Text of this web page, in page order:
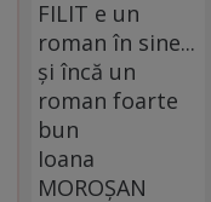
FILIT e un
roman în sine...
și încă un
roman foarte
bun
Ioana
MOROȘAN